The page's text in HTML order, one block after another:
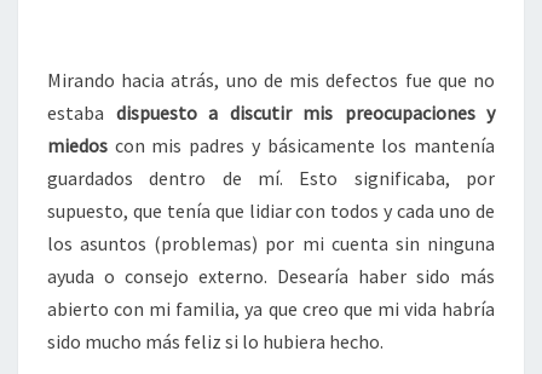
Mirando hacia atrás, uno de mis defectos fue que no
estaba dispuesto a discutir mis preocupaciones y
miedos con mis padres y básicamente los mantenía
guardados dentro de mí. Esto significaba, por
supuesto, que tenía que lidiar con todos y cada uno de
los asuntos (problemas) por mi cuenta sin ninguna
ayuda o consejo externo. Desearía haber sido más
abierto con mi familia, ya que creo que mi vida habría
sido mucho más feliz si lo hubiera hecho.